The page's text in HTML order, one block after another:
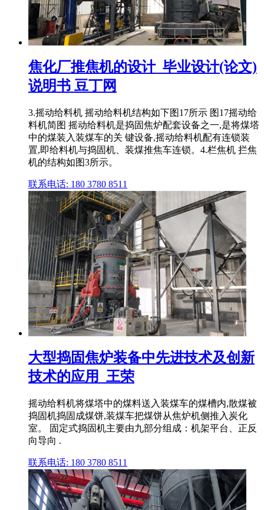
焦化厂推焦机的设计_毕业设计(论文)
说明书 豆丁网
3.摇动给料机 摇动给料机结构如下图17所示 图17摇动给
料机简图 摇动给料机是捣固焦炉配套设备之一,是将煤塔
中的煤装入装煤车的关 键设备,摇动给料机配有连锁装
置,即给料机与捣固机、装煤推焦车连锁。4.栏焦机 拦焦
机的结构如图3所示。
联系电话: 180 3780 8511
大型捣固焦炉装备中先进技术及创新
技术的应用_王荣
摇动给料机将煤塔中的煤料送入装煤车的煤槽内,散煤被
捣固机捣固成煤饼,装煤车把煤饼从焦炉机侧推入炭化
室。 固定式捣固机主要由九部分组成：机架平台、正反
向导向 .
联系电话: 180 3780 8511